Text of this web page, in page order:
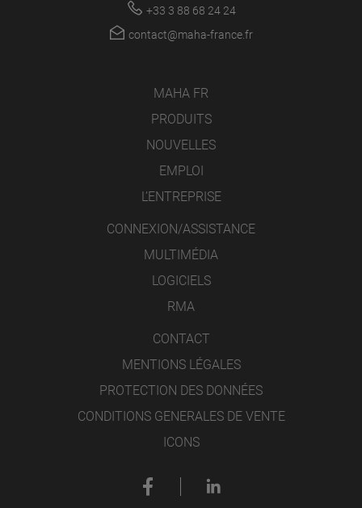
+33 3 88 68 24 24
contact@maha-france.fr
MAHA FR
PRODUITS
NOUVELLES
EMPLOI
L’ENTREPRISE
CONNEXION/ASSISTANCE
MULTIMÉDIA
LOGICIELS
RMA
CONTACT
MENTIONS LÉGALES
PROTECTION DES DONNÉES
CONDITIONS GENERALES DE VENTE
ICONS